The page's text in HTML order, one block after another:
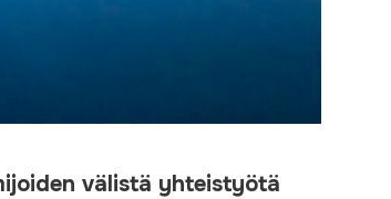
välistä yhteistyötä